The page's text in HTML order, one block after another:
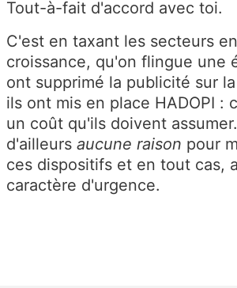
Tout-à-fait d'accord avec toi.
C'est en taxant les secteurs
croissance, qu'on flingue une
ont supprimé la publicité sur
ils ont mis en place HADOPI :
un coût qu'ils doivent
d'ailleurs aucune raison pour
ces dispositifs et en tout cas,
caractère d'urgence.